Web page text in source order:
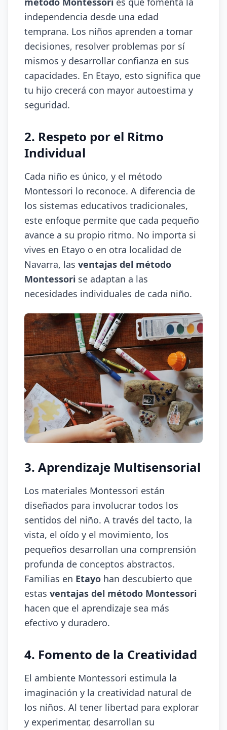
independencia desde una edad
temprana. Los niños aprenden a tomar
decisiones, resolver problemas por sí
mismos y desarrollar confianza en sus
capacidades. En Etayo, esto significa que
tu hijo crecerá con mayor autoestima y
seguridad.
2. Respeto por el Ritmo
Individual
Cada niño es único, y el método
Montessori lo reconoce. A diferencia de
los sistemas educativos tradicionales,
este enfoque permite que cada pequeño
avance a su propio ritmo. No importa si
vives en Etayo o en otra localidad de
Navarra, las ventajas del método
Montessori se adaptan a las
necesidades individuales de cada niño.
3. Aprendizaje Multisensorial
Los materiales Montessori están
diseñados para involucrar todos los
sentidos del niño. A través del tacto, la
vista, el oído y el movimiento, los
pequeños desarrollan una comprensión
profunda de conceptos abstractos.
Familias en Etayo han descubierto que
estas ventajas del método Montessori
hacen que el aprendizaje sea más
efectivo y duradero.
4. Fomento de la Creatividad
El ambiente Montessori estimula la
imaginación y la creatividad natural de
los niños. Al tener libertad para explorar
y experimentar, desarrollan su